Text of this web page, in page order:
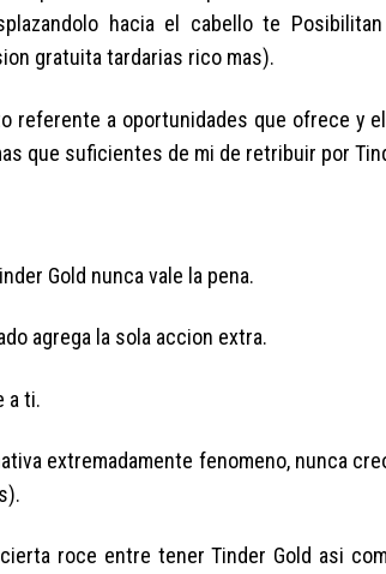
hacia el cabello te
gratuita tardarias rico mas).
referente a oportunidades que ofrece y
que suficientes de mi de retribuir por
Gold nunca vale la pena.
agrega la sola accion extra.
a ti.
extremadamente fenomeno, nunca
roce entre tener Tinder Gold asi­